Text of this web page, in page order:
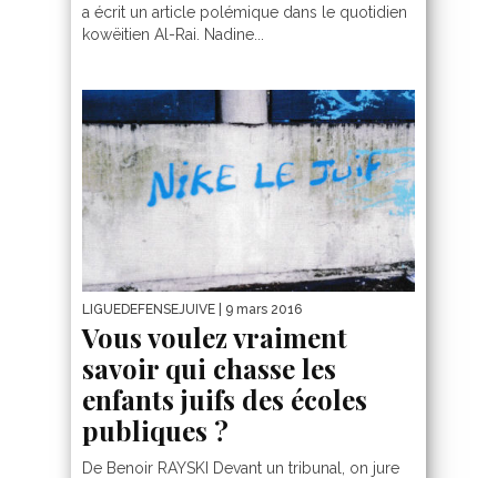
a écrit un article polémique dans le quotidien
kowëitien Al-Rai. Nadine...
LIGUEDEFENSEJUIVE | 9 mars 2016
Vous voulez vraiment
savoir qui chasse les
enfants juifs des écoles
publiques ?
De Benoir RAYSKI Devant un tribunal, on jure